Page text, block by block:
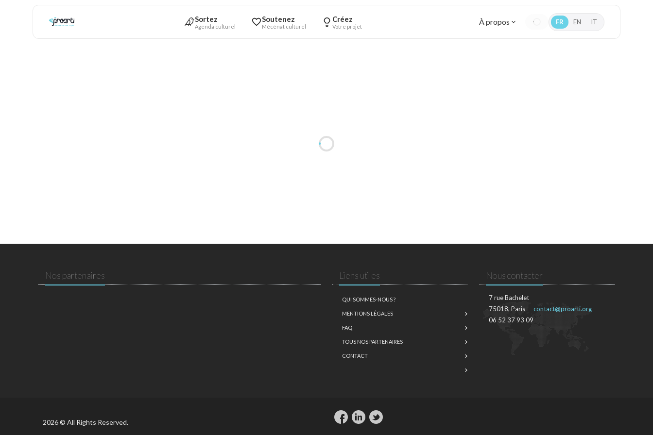
Sortez
Agenda culturel
Soutenez
Mécénat culturel
Créez
Votre projet À propos FR EN IT
Nos partenaires Liens utiles
QUI SOMMES-NOUS ?
MENTIONS LÉGALES
FAQ
TOUS NOS PARTENAIRES
CONTACT
Nous contacter
7 rue Bachelet
75018, Paris
06 52 37 93 09
contact@proarti.org
2026 © All Rights Reserved.